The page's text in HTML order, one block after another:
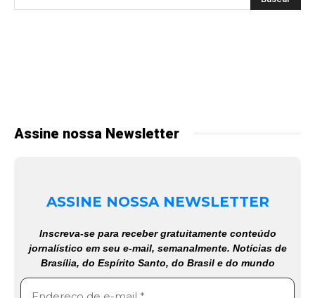
Assine nossa Newsletter
ASSINE NOSSA NEWSLETTER
Inscreva-se para receber gratuitamente conteúdo
jornalístico em seu e-mail, semanalmente. Notícias de
Brasília, do Espírito Santo, do Brasil e do mundo